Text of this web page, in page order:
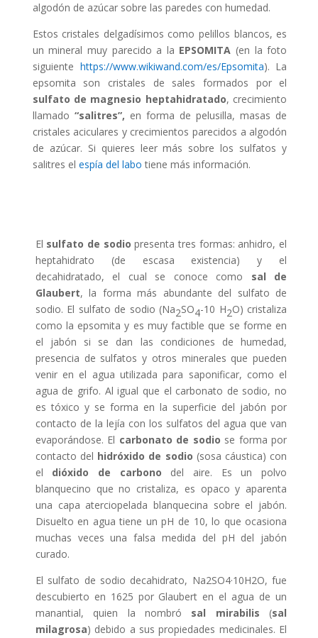
algodón de azúcar sobre las paredes con humedad.
Estos cristales delgadísimos como pelillos blancos, es
un mineral muy parecido a la EPSOMITA (en la foto
siguiente https://www.wikiwand.com/es/Epsomita). La
epsomita son cristales de sales formados por el
sulfato de magnesio heptahidratado, crecimiento
llamado “salitres”, en forma de pelusilla, masas de
cristales aciculares y crecimientos parecidos a algodón
de azúcar. Si quieres leer más sobre los sulfatos y
salitres el espía del labo tiene más información.
El sulfato de sodio presenta tres formas: anhidro, el
heptahidrato (de escasa existencia) y el
decahidratado, el cual se conoce como sal de
Glaubert, la forma más abundante del sulfato de
sodio. El sulfato de sodio (Na2SO4-10 H2O) cristaliza
como la epsomita y es muy factible que se forme en
el jabón si se dan las condiciones de humedad,
presencia de sulfatos y otros minerales que pueden
venir en el agua utilizada para saponificar, como el
agua de grifo. Al igual que el carbonato de sodio, no
es tóxico y se forma en la superficie del jabón por
contacto de la lejía con los sulfatos del agua que van
evaporándose. El carbonato de sodio se forma por
contacto del hidróxido de sodio (sosa cáustica) con
el dióxido de carbono del aire. Es un polvo
blanquecino que no cristaliza, es opaco y aparenta
una capa aterciopelada blanquecina sobre el jabón.
Disuelto en agua tiene un pH de 10, lo que ocasiona
muchas veces una falsa medida del pH del jabón
curado.
El sulfato de sodio decahidrato, Na2SO4·10H2O, fue
descubierto en 1625 por Glaubert en el agua de un
manantial, quien la nombró sal mirabilis (sal
milagrosa) debido a sus propiedades medicinales. El